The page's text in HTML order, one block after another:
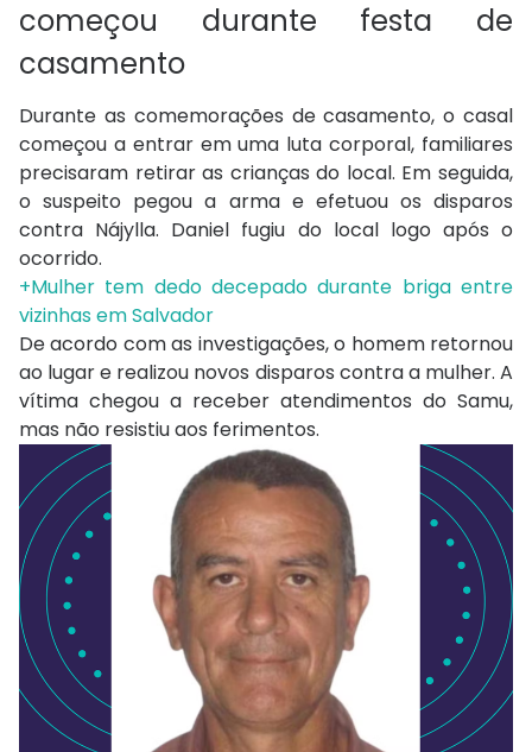
começou durante festa de
casamento
Durante as comemorações de casamento, o casal
começou a entrar em uma luta corporal, familiares
precisaram retirar as crianças do local. Em seguida,
o suspeito pegou a arma e efetuou os disparos
contra Nájylla. Daniel fugiu do local logo após o
ocorrido.
+Mulher tem dedo decepado durante briga entre
vizinhas em Salvador
De acordo com as investigações, o homem retornou
ao lugar e realizou novos disparos contra a mulher. A
vítima chegou a receber atendimentos do Samu,
mas não resistiu aos ferimentos.